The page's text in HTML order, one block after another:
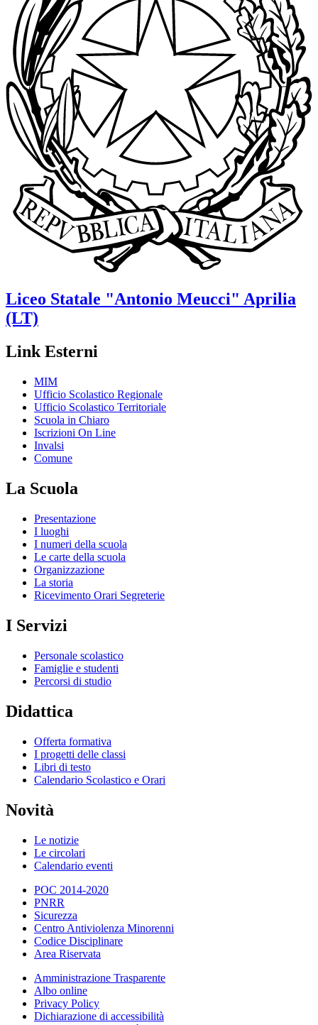
Liceo Statale "Antonio Meucci" Aprilia
(LT)
Link Esterni
MIM
Ufficio Scolastico Regionale
Ufficio Scolastico Territoriale
Scuola in Chiaro
Iscrizioni On Line
Invalsi
Comune
La Scuola
Presentazione
I luoghi
I numeri della scuola
Le carte della scuola
Organizzazione
La storia
Ricevimento Orari Segreterie
I Servizi
Personale scolastico
Famiglie e studenti
Percorsi di studio
Didattica
Offerta formativa
I progetti delle classi
Libri di testo
Calendario Scolastico e Orari
Novità
Le notizie
Le circolari
Calendario eventi
POC 2014-2020
PNRR
Sicurezza
Centro Antiviolenza Minorenni
Codice Disciplinare
Area Riservata
Amministrazione Trasparente
Albo online
Privacy Policy
Dichiarazione di accessibilità